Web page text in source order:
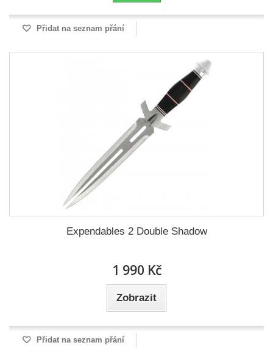
Přidat na seznam přání
Expendables 2 Double Shadow
1 990 Kč
Zobrazit
Přidat na seznam přání